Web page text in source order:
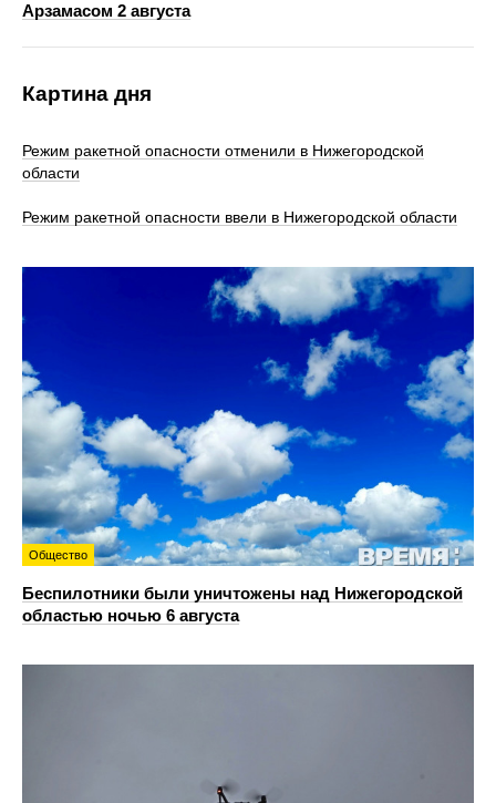
Арзамасом 2 августа
Картина дня
Режим ракетной опасности отменили в Нижегородской
области
Режим ракетной опасности ввели в Нижегородской области
Общество
Беспилотники были уничтожены над Нижегородской
областью ночью 6 августа